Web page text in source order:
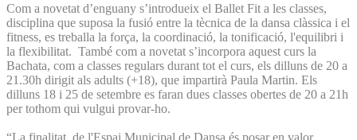
Com a novetat d’enguany s’introdueix el Ballet Fit a les classes,
disciplina que suposa la fusió entre la tècnica de la dansa clàssica i el
fitness, es treballa la força, la coordinació, la tonificació, l'equilibri i
la flexibilitat. També com a novetat s’incorpora aquest curs la
Bachata, com a classes regulars durant tot el curs, els dilluns de 20 a
21.30h dirigit als adults (+18), que impartirà Paula Martin. Els
dilluns 18 i 25 de setembre es faran dues classes obertes de 20 a 21h
per tothom qui vulgui provar-ho.
“La finalitat de l'Espai Municipal de Dansa és posar en valor